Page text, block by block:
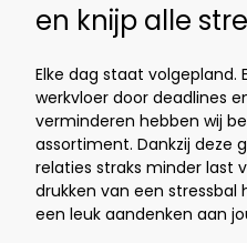
en knijp alle
Elke dag staat volgepland.
werkvloer door deadlines
verminderen hebben wij
assortiment. Dankzij deze
relaties straks minder last
drukken van een
een leuk aandenken aan